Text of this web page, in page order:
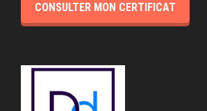
CONSULTER MON CERTIFICAT